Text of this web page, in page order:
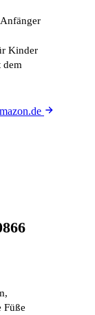
Kinder
dem
Füße